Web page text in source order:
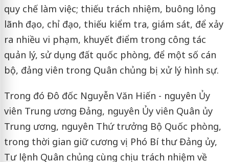
quy chế làm việc; thiếu trách nhiệm, buông lỏng
lãnh đạo, chỉ đạo, thiếu kiểm tra, giám sát, để xảy
ra nhiều vi phạm, khuyết điểm trong công tác
quản lý, sử dụng đất quốc phòng, để một số cán
bộ, đảng viên trong Quân chủng bị xử lý hình sự.
Trong đó Đô đốc Nguyễn Văn Hiến - nguyên Ủy
viên Trung ương Đảng, nguyên Ủy viên Quân ủy
Trung ương, nguyên Thứ trưởng Bộ Quốc phòng,
trong thời gian giữ cương vị Phó Bí thư Đảng ủy,
Tư lệnh Quân chủng cùng chịu trách nhiệm về